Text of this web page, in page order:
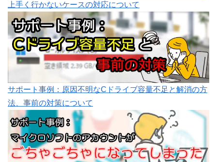
上手く行かないケースの対応について
サポート事例：原因不明なCドライブ容量不足と解消の方
法、事前の対策について